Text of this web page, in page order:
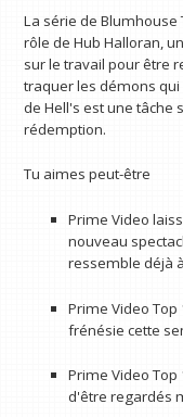
La série de Blumhouse
rôle de Hub Halloran,
sur le travail pour être
traquer les démons
de Hell's est une tâche
rédemption.
Tu aimes peut-être
Prime Video
nouveau
ressemble déjà
Prime Video Top
frénésie cette
Prime Video
d'être regardés